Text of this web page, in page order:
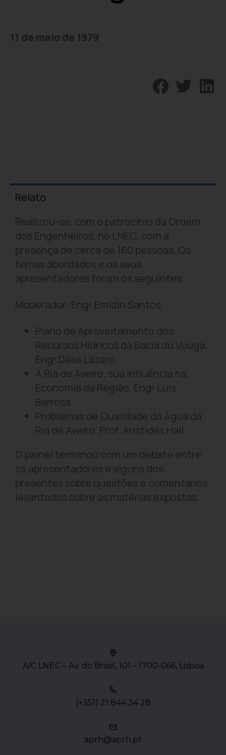
11 de maio de 1979
Relato
Realizou-se, com o patrocínio da Ordem
dos Engenheiros, no LNEC, com a
presença de cerca de 160 pessoas. Os
temas abordados e os seus
apresentadores foram os seguintes:
Moderador: Engº Emídio Santos
Plano de Aproveitamento dos
Recursos Hídricos da Bacia do Vouga,
Engª Dália Lázaro.
A Ria de Aveiro, sua Influência na
Economia da Região, Engº Luis
Barrosa.
Problemas de Qualidade da Água da
Ria de Aveiro, Prof. Aristides Hall.
O painel terminou com um debate entre
os apresentadores e alguns dos
presentes sobre questões e comentários
levantados sobre as matérias expostas.
A/C LNEC – Av. do Brasil, 101 – 1700-066, Lisboa
(+351) 21 844 34 28
aprh@aprh.pt